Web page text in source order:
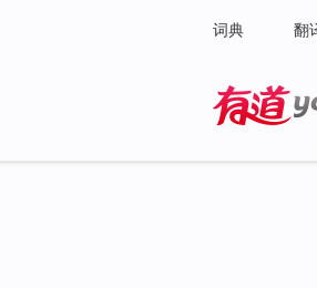
词典 翻